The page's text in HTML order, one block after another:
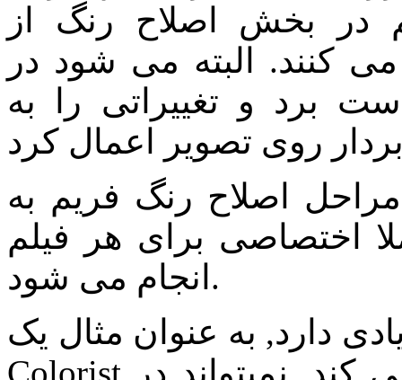
در بخش اصلاح رنگ از
کنند. البته می شود در
برد و تغییراتی را به
اصلاح رنگ فریم به
اختصاصی برای هر فیلم
انجام می شود.
دارد, به عنوان مثال یک
Colorist که در صنعت سینمای چین کار می کند, نمیتواند در